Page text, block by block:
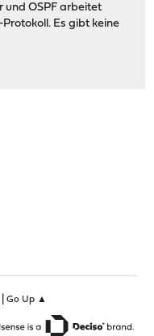
und OSPF arbeitet
Es gibt keine
Go Up ▲